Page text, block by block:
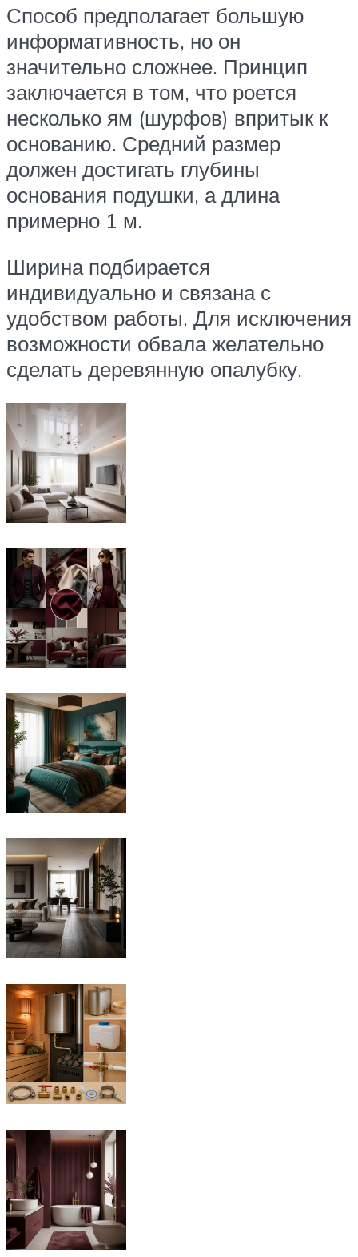
Способ предполагает большую
информативность, но он
значительно сложнее. Принцип
заключается в том, что роется
несколько ям (шурфов) впритык к
основанию. Средний размер
должен достигать глубины
основания подушки, а длина
примерно 1 м.
Ширина подбирается
индивидуально и связана с
удобством работы. Для исключения
возможности обвала желательно
сделать деревянную опалубку.